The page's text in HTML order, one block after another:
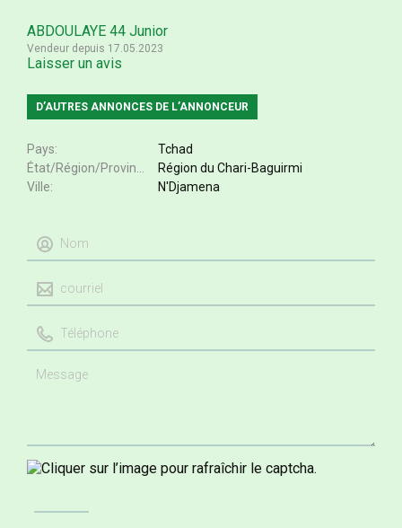
ABDOULAYE 44 Junior
Vendeur depuis 17.05.2023
Laisser un avis
D’AUTRES ANNONCES DE L’ANNONCEUR
Pays
Tchad
Région du Chari-Baguirmi
Ville
N'Djamena